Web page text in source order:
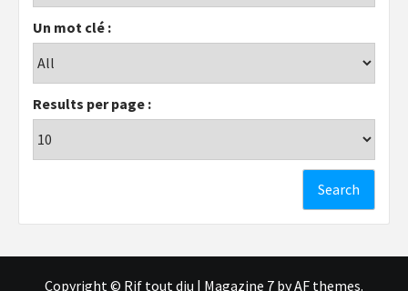
Un mot clé :
Results per page :
Copyright © Rif tout dju | Magazine 7 by AF themes.